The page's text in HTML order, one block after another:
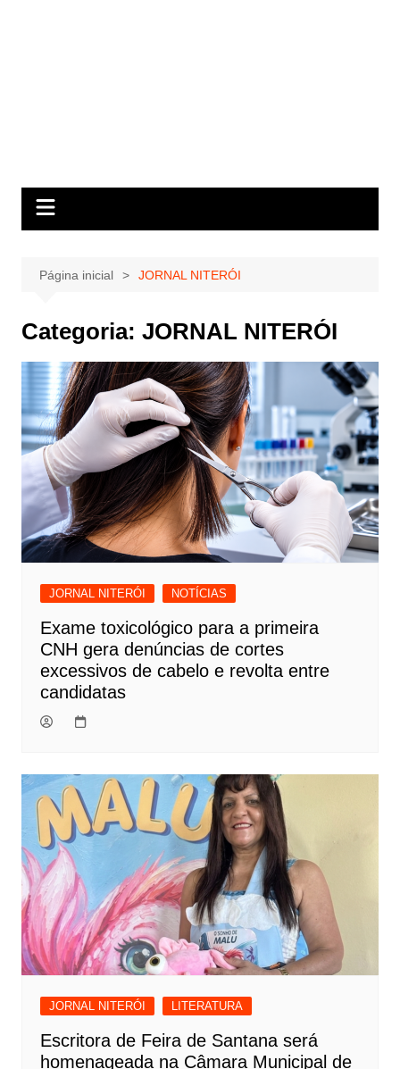
Página inicial JORNAL NITERÓI
Categoria: JORNAL NITERÓI
JORNAL NITERÓI NOTÍCIAS
Exame toxicológico para a primeira
CNH gera denúncias de cortes
excessivos de cabelo e revolta entre
candidatas
JORNAL NITERÓI LITERATURA
Escritora de Feira de Santana será
homenageada na Câmara Municipal de